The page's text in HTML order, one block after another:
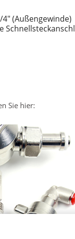
(Außengewinde)
Sie hier: